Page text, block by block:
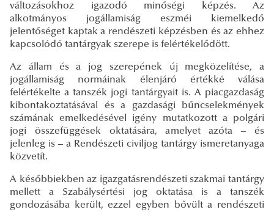
változásokhoz igazodó minőségi képzés. Az
alkotmányos jogállamiság eszméi kiemelkedő
jelentőséget kaptak a rendészeti képzésben és az ehhez
kapcsolódó tantárgyak szerepe is felértékelődött.
Az állam és a jog szerepének új megközelítése, a
jogállamiság normáinak élenjáró értékké válása
felértékelte a tanszék jogi tantárgyait is. A piacgazdaság
kibontakoztatásával és a gazdasági bűncselekmények
számának emelkedésével igény mutatkozott a polgári
jogi összefüggések oktatására, amelyet azóta – és
jelenleg is – a Rendészeti civiljog tantárgy ismeretanyaga
közvetít.
A későbbiekben az igazgatásrendészeti szakmai tantárgy
mellett a Szabálysértési jog oktatása is a tanszék
gondozásába került, ezzel egyben bővült a rendészeti